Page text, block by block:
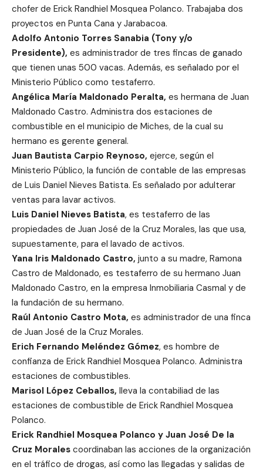
chofer de Erick Randhiel Mosquea Polanco. Trabajaba dos
proyectos en Punta Cana y Jarabacoa.
Adolfo Antonio Torres Sanabia (Tony y/o
Presidente), es administrador de tres fincas de ganado
que tienen unas 500 vacas. Además, es señalado por el
Ministerio Público como testaferro.
Angélica María Maldonado Peralta, es hermana de Juan
Maldonado Castro. Administra dos estaciones de
combustible en el municipio de Miches, de la cual su
hermano es gerente general.
Juan Bautista Carpio Reynoso, ejerce, según el
Ministerio Público, la función de contable de las empresas
de Luis Daniel Nieves Batista. Es señalado por adulterar
ventas para lavar activos.
Luis Daniel Nieves Batista, es testaferro de las
propiedades de Juan José de la Cruz Morales, las que usa,
supuestamente, para el lavado de activos.
Yana Iris Maldonado Castro, junto a su madre, Ramona
Castro de Maldonado, es testaferro de su hermano Juan
Maldonado Castro, en la empresa Inmobiliaria Casmal y de
la fundación de su hermano.
Raúl Antonio Castro Mota, es administrador de una finca
de Juan José de la Cruz Morales.
Erich Fernando Meléndez Gómez, es hombre de
confianza de Erick Randhiel Mosquea Polanco. Administra
estaciones de combustibles.
Marisol López Ceballos, lleva la contabiliad de las
estaciones de combustible de Erick Randhiel Mosquea
Polanco.
Erick Randhiel Mosquea Polanco y Juan José De la
Cruz Morales coordinaban las acciones de la organización
en el tráfico de drogas, así como las llegadas y salidas de